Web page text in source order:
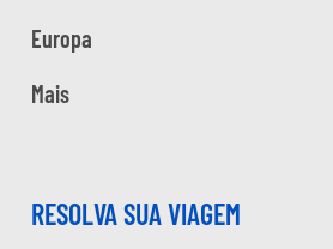
Europa
Mais
RESOLVA SUA VIAGEM